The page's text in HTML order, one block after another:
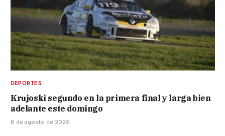
DEPORTES
Krujoski segundo en la primera final y larga bien
adelante este domingo
8 de agosto de 2026